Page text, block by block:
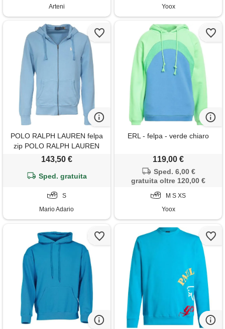
Arteni Yoox
POLO RALPH LAUREN felpa
zip POLO RALPH LAUREN
014 blu uomo
143,50 €
Sped. gratuita
S
Mario Adario
ERL - felpa - verde chiaro
119,00 €
Sped. 6,00 €
gratuita oltre 120,00 €
M S XS
Yoox